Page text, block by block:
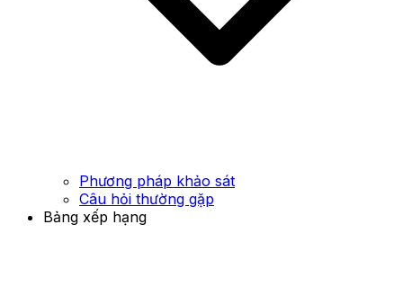
Phương pháp khảo sát
Câu hỏi thường gặp
Bảng xếp hạng